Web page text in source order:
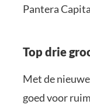
Pantera
Top drie
Met de
goed voor